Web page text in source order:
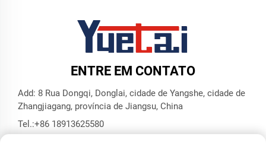
ENTRE EM CONTATO
Add: 8 Rua Dongqi, Donglai, cidade de Yangshe, cidade de
Zhangjiagang, província de Jiangsu, China
Tel.:+86 18913625580